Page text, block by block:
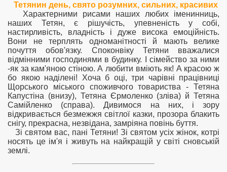
Тетянин день, свято розумних, сильних, красивих
Характерними рисами наших любих іменинниць,
наших Тетян, є рішучість, упевненість у собі,
настирливість, владність і дуже висока емоційність.
Вони не терплять одноманітності й мають велике
почуття обов'язку. Споконвіку Тетяни вважалися
відмінними господинями в будинку. І сімейство за ними
-як за кам'яною стіною. А любити вміють як! А красою ж
бо якою наділені! Хоча б оці, три чарівні працівниці
Щорського міського споживчого товариства - Тетяна
Капустіна (внизу), Тетяна Єрмоленко (зліва) й Тетяна
Самійленко (справа). Дивимося на них, і зору
відкривається безмежжя світлої казки, прозора блакить
снігу, прекрасна, незвідана, замріяна повінь буття.
Зі святом вас, пані Тетяни! Зі святом усіх жінок, котрі
носять це ім'я і живуть на найкращій у світі сновській
землі.